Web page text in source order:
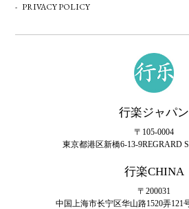
PRIVACY POLICY
行楽ジャパン
〒105-0004
東京都港区新橋6-13-9REGRARD
行楽CHINA
〒200031
中国上海市长宁区华山路1520弄121